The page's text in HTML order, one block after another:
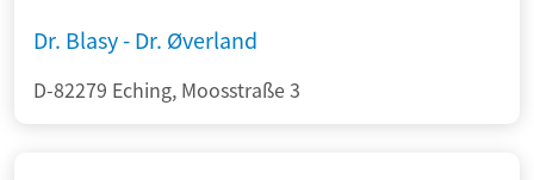
Dr. Blasy - Dr. Øverland
D-82279 Eching, Moosstraße 3